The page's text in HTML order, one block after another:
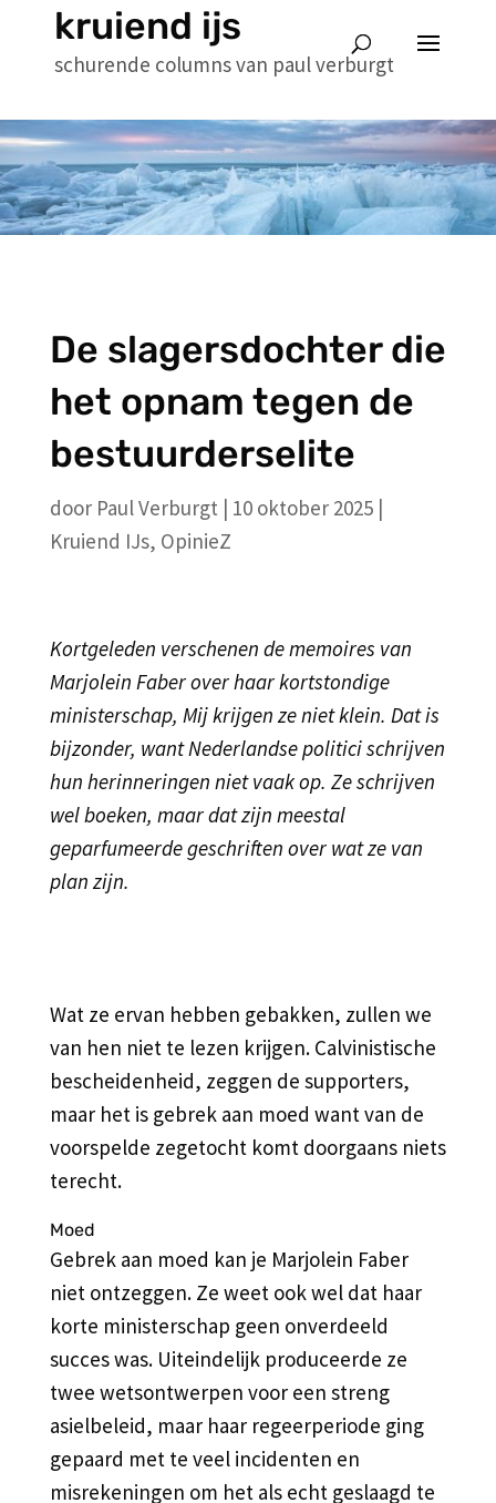
kruiend ijs
schurende columns van paul verburgt
De slagersdochter die
het opnam tegen de
bestuurderselite
door Paul Verburgt | 10 oktober 2025|
Kruiend IJs, OpinieZ
Kortgeleden verschenen de memoires van
Marjolein Faber over haar kortstondige
ministerschap, Mij krijgen ze niet klein. Dat is
bijzonder, want Nederlandse politici schrijven
hun herinneringen niet vaak op. Ze schrijven
wel boeken, maar dat zijn meestal
geparfumeerde geschriften over wat ze van
plan zijn.
Wat ze ervan hebben gebakken, zullen we
van hen niet te lezen krijgen. Calvinistische
bescheidenheid, zeggen de supporters,
maar het is gebrek aan moed want van de
voorspelde zegetocht komt doorgaans niets
terecht.
Moed
Gebrek aan moed kan je Marjolein Faber
niet ontzeggen. Ze weet ook wel dat haar
korte ministerschap geen onverdeeld
succes was. Uiteindelijk produceerde ze
twee wetsontwerpen voor een streng
asielbeleid, maar haar regeerperiode ging
gepaard met te veel incidenten en
misrekeningen om het als echt geslaagd te